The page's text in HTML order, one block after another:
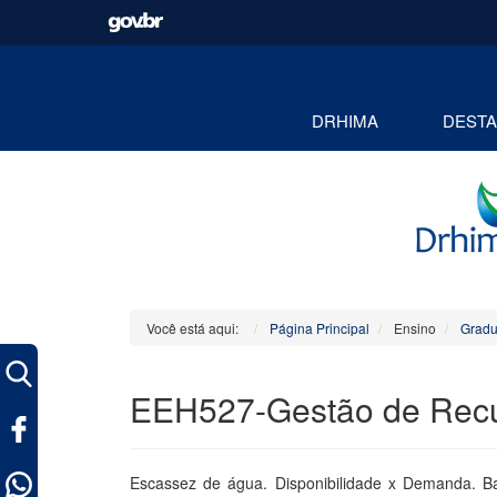
DRHIMA
Você está aqui: Página Principal Ensino
EEH527-Gestão de
Escassez de água. Disponibilidade x Demanda.